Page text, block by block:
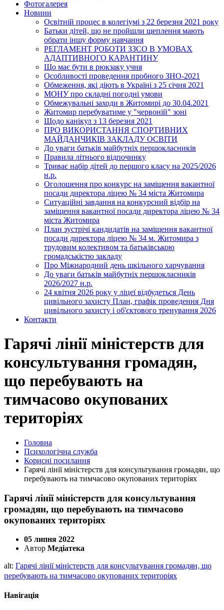
Фотогалерея
Новини
Освітній процес в колегіумі з 22 березня 2021 року
Батьки дітей, що не пройшли щеплення мають
обрати іншу форму навчання
РЕГЛАМЕНТ РОБОТИ ЗЗСО В УМОВАХ
АДАПТИВНОГО КАРАНТИНУ
Що має бути в рюкзаку учня
Особливості проведення пробного ЗНО-2021
Обмеження, які діють в Україні з 25 січня 2021
МОНУ про складні погодні умови
Обмежувальні заходи в Житомирі до 30.04.2021
Житомир перебуватиме у "червоній" зоні
Щодо канікул з 13 березня 2021
ПРО ВИКОРИСТАННЯ СПОРТИВНИХ
МАЙДАНЧИКІВ ЗАКЛАДУ ОСВІТИ
До уваги батьків майбутніх першокласників
Правила літнього відпочинку
Триває набір дітей до першого класу на 2025/2026
н.р.
Оголошення про конкурс на заміщення вакантної
посади директора ліцею № 34 міста Житомира
Ситуаційні завдання на конкурсний відбір на
заміщення вакантної посади директора ліцею № 34
міста Житомира
План зустрічі кандидатів на заміщення вакантної
посади директора ліцею № 34 м. Житомира з
трудовим колективом та батьківською
громадськістю закладу
Про Міжнародний день шкільного харчування
До уваги батьків майбутніх першокласників
2026/2027 н.р.
24 квітня 2026 року у ліцеї відбудеться День
цивільного захисту План, графік проведення Дня
цивільного захисту і об'єктового тренування 2026
Контакти
Гарячі лінії міністерств для
консультування громадян,
що перебувають на
тимчасово окупованих
територіях
Головна
Психологічна служба
Корисні посилання
Гарячі лінії міністерств для консультування громадян, що
перебувають на тимчасово окупованих територіях
Гарячі лінії міністерств для консультування
громадян, що перебувають на тимчасово
окупованих територіях
05 липня 2022
Автор Медіатека
alt: Гарячі лінії міністерств для консультування громадян, що
перебувають на тимчасово окупованих територіях
Навігація